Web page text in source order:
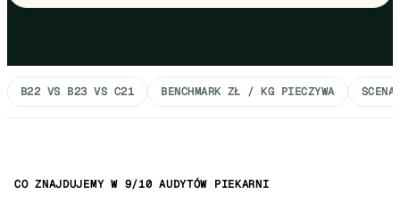
B22 VS B23 VS C21 BENCHMARK ZŁ / KG PIECZYWA
CO ZNAJDUJEMY W 9/10 AUDYTÓW PIEKARNI